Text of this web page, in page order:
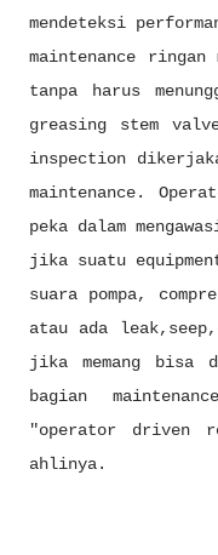
mendeteksi
maintenance ringan
tanpa harus
greasing stem
inspection
maintenance.
peka dalam
jika suatu
suara pompa,
atau ada
jika memang bisa
bagian
"operator driven
ahlinya.